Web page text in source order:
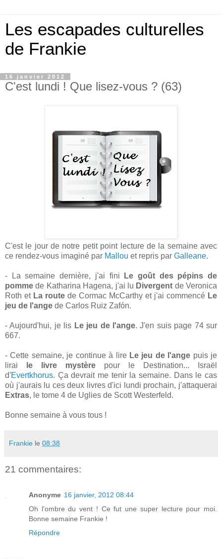
Les escapades culturelles
de Frankie
16 janvier 2012
C'est lundi ! Que lisez-vous ? (63)
C'est le jour de notre petit point lecture de la semaine avec
ce rendez-vous imaginé par Mallou et repris par Galleane.
- La semaine dernière, j'ai fini
Le goût des pépins de
pomme de Katharina Hagena, j'ai lu Divergent de Veronica
Roth et La route de Cormac McCarthy et j'ai commencé Le
jeu de l'ange de Carlos Ruiz Zafón.
- Aujourd'hui, je lis Le jeu de l'ange. J'en suis page 74 sur
667.
- Cette semaine, je continue à lire Le jeu de l'ange puis je
lirai
le livre mystère pour le Destination... Israël
d'Evertkhorus. Ça devrait me tenir la semaine. Dans le cas
où j'aurais lu ces deux livres d'ici lundi prochain, j'attaquerai
Extras, le tome 4 de Uglies de Scott Westerfeld.
Bonne semaine à vous tous !
Frankie le 08:38
21 commentaires:
Anonyme 16 janvier, 2012 08:44
Oh l'ombre du vent ! Ce fut une super lecture pour moi.
Bonne semaine Frankie !
Répondre